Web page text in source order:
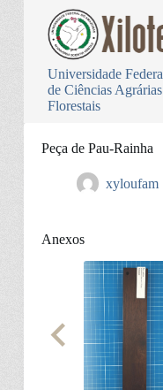
Universidade
de Ciências
Florestais
Peça de Pau-Rainha
xyloufam
Anexos